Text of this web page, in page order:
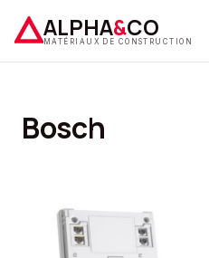
ALPHA&CO
MATÉRIAUX DE CONSTRUCTION
Bosch